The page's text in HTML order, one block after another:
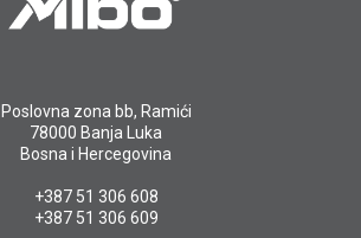
Poslovna zona bb, Ramići
78000 Banja Luka
Bosna i Hercegovina
+387 51 306 608
+387 51 306 609